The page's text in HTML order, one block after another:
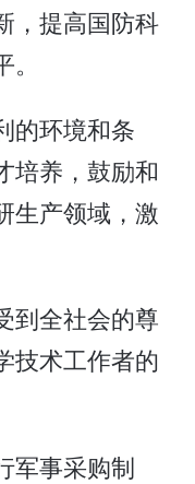
，提高国防科
的环境和条
培养，鼓励和
生产领域，激
到全社会的尊
技术工作者的
军事采购制